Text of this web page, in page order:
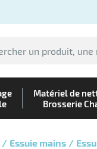
Matériel de
Brosserie
Essuie mains